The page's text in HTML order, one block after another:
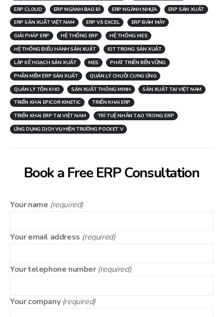
ERP CLOUD
ERP NGÀNH BAO BÌ ERP NGÀNH NHỰA
ERP SẢN XUẤT
ERP SẢN XUẤT VIỆT NAM
ERP VS EXCEL
ERP ĐÁM MÂY
GIẢI PHÁP ERP
HỆ THỐNG ERP
HỆ THỐNG MES
HỆ THỐNG ĐIỀU HÀNH SẢN XUẤT
IOT TRONG SẢN XUẤT
LẬP KẾ HOẠCH SẢN XUẤT
MES
PHÁT TRIỂN BỀN VỮNG
PHẦN MỀM ERP SẢN XUẤT
QUẢN LÝ CHUỖI CUNG ỨNG
QUẢN LÝ TỒN KHO
SẢN XUẤT THÔNG MINH
SẢN XUẤT TẠI VIỆT NAM
TRIỂN KHAI EPICOR KINETIC
TRIỂN KHAI ERP
TRIỂN KHAI ERP TẠI VIỆT NAM
TRÍ TUỆ NHÂN TẠO TRONG ERP
ỨNG DỤNG DỊCH VỤ HIỆN TRƯỜNG POCKET V
Book a Free ERP Consultation
Your name (required)
Your email address (required)
Your telephone number (required)
Your company (required)